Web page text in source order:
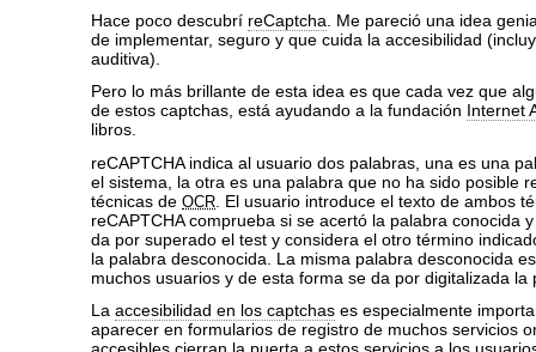
Hace poco descubrí reCaptcha . Me pareció una idea
de implementar, seguro y que cuida la accesibilidad
auditiva).
Pero lo más brillante de esta idea es que cada vez que
de estos captchas, está ayudando a la fundación Internet
libros.
reCAPTCHA indica al usuario dos palabras, una es una
el sistema, la otra es una palabra que no ha sido posible
técnicas de OCR . El usuario introduce el texto de ambos
reCAPTCHA comprueba si se acertó la palabra conocida
da por superado el test y considera el otro término
la palabra desconocida. La misma palabra desconocida
muchos usuarios y de esta forma se da por digitalizada la
La accesibilidad en los captchas es especialmente
aparecer en formularios de registro de muchos servicios